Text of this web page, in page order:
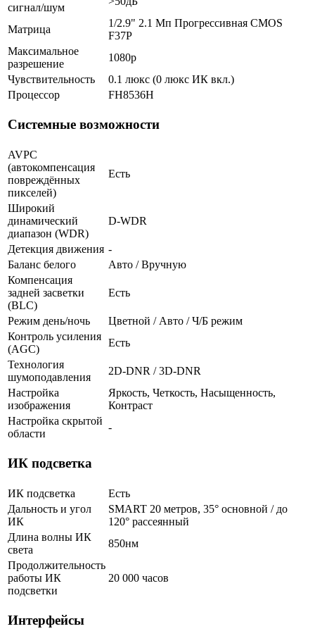
сигнал/шум
Матрица
1/2.9" 2.1 Мп Прогрессивная CMOS
F37P
Максимальное
разрешение
1080p
Чувствительность
0.1 люкс (0 люкс ИК вкл.)
Процессор
FH8536H
Системные возможности
AVPC
(автокомпенсация
повреждённых
пикселей)
Есть
Широкий
динамический
диапазон (WDR)
D-WDR
Детекция движения -
Баланс белого
Авто / Вручную
Компенсация
задней засветки
(BLC)
Есть
Режим день/ночь
Цветной / Авто / Ч/Б режим
Контроль усиления
(AGC)
Есть
Технология
шумоподавления
2D-DNR / 3D-DNR
Настройка
изображения
Яркость, Четкость, Насыщенность,
Контраст
Настройка скрытой
области
-
ИК подсветка
ИК подсветка
Есть
Дальность и угол
ИК
SMART 20 метров, 35° основной / до
120° рассеянный
Длина волны ИК
света
850нм
Продолжительность
работы ИК
подсветки
20 000 часов
Интерфейсы